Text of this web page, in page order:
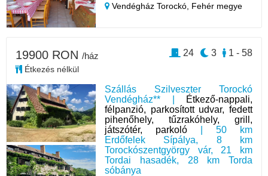
Vendégház Torockó, Fehér megye
Szállás Szilveszter Torockó
Vendégház** |
Étkező-nappali,
félpanzió, parkosított udvar, fedett
pihenőhely, tűzrakóhely, grill,
játszótér, parkoló | 50 km
Erdőfelek Sípálya, 8 km
Torockószentgyörgy vár, 21 km
Tordai hasadék, 28 km Torda
sóbánya
19900 RON /ház
Étkezés nélkül
1 - 58
3
24